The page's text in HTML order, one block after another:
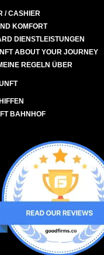
/ CASHIER
KOMFORT
DIENSTLEISTUNGEN
ABOUT YOUR JOURNEY
REGELN ÜBER
BAHNHOF